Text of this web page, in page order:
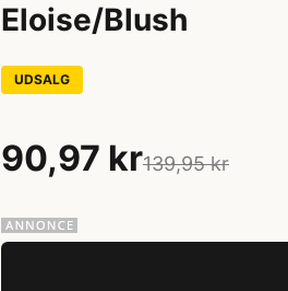
Eloise/Blush
UDSALG
90,97 kr139,95 kr